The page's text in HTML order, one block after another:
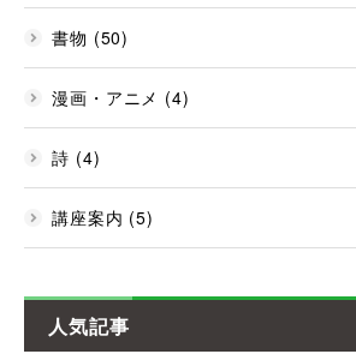
書物 (50)
漫画・アニメ (4)
詩 (4)
講座案内 (5)
人気記事